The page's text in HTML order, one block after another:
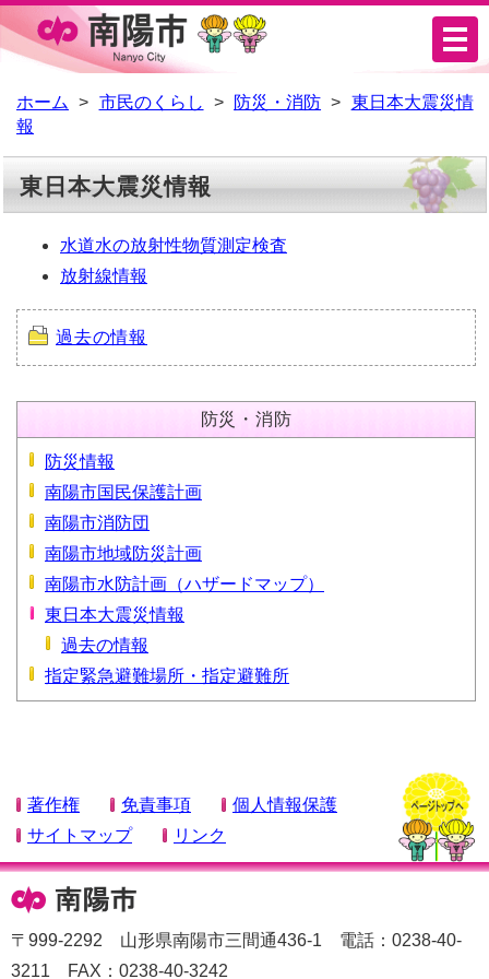
ニ
ュ
ホーム 市民のくらし 防災・消防
東日本大震災情
報
東日本大震災情報
水道水の放射性物質測定検査
放射線情報
過去の情報
防災・消防
防災情報
南陽市国民保護計画
南陽市消防団
南陽市地域防災計画
南陽市水防計画（ハザードマップ）
東日本大震災情報
過去の情報
指定緊急避難場所・指定避難所
著作権 免責事項
個人情報保護
サイトマップ
リンク
〒999-2292 山形県南陽市三間通436-1 電話：0238-40-
3211 FAX：0238-40-3242